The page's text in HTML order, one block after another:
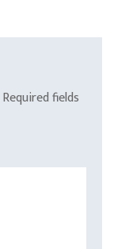
Required fields